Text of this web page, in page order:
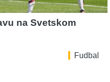
na Svetskom
Fudbal